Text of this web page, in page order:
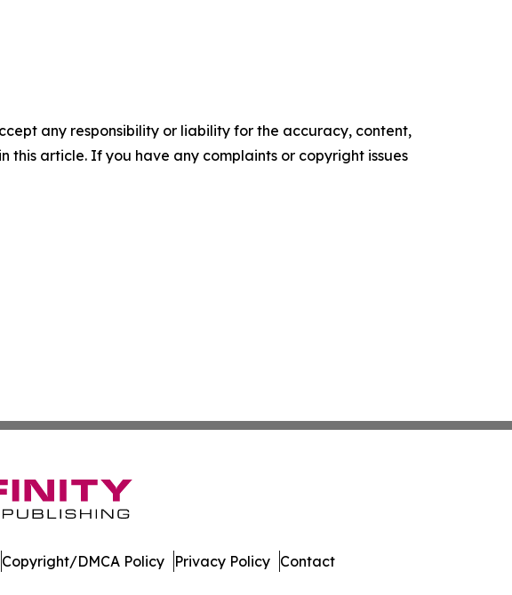
any responsibility or liability for the accuracy, content,
this article. If you have any complaints or copyright issues
Copyright/DMCA Policy Privacy Policy Contact